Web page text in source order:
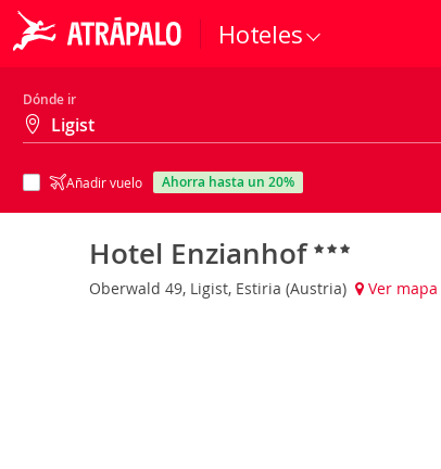
Hoteles
Dónde ir
Añadir vuelo ahorra hasta un 20%
Hotel Enzianhof
Oberwald 49, Ligist, Estiria (Austria) Ver mapa